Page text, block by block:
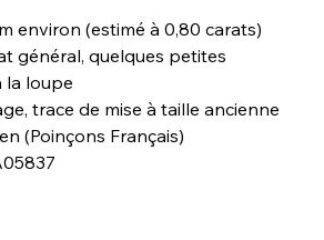
environ (estimé à 0,80 carats)
général, quelques petites
la loupe
trace de mise à taille ancienne
(Poinçons Français)